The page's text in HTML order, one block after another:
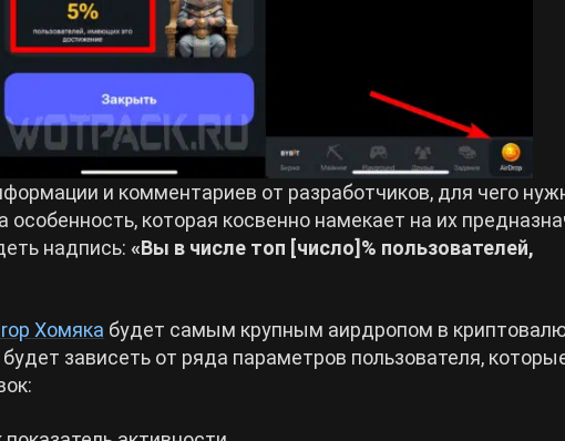
и комментариев от разработчиков, для чего
которая косвенно намекает на их
надпись: «Вы в числе топ [число]% пользователей,
Хомяка будет самым крупным аирдропом в
зависеть от ряда параметров пользователя,